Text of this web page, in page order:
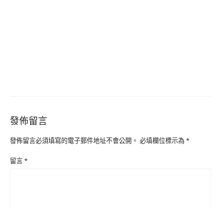
發佈留言
發佈留言必須填寫的電子郵件地址不會公開。 必填欄位標示為*
留言*